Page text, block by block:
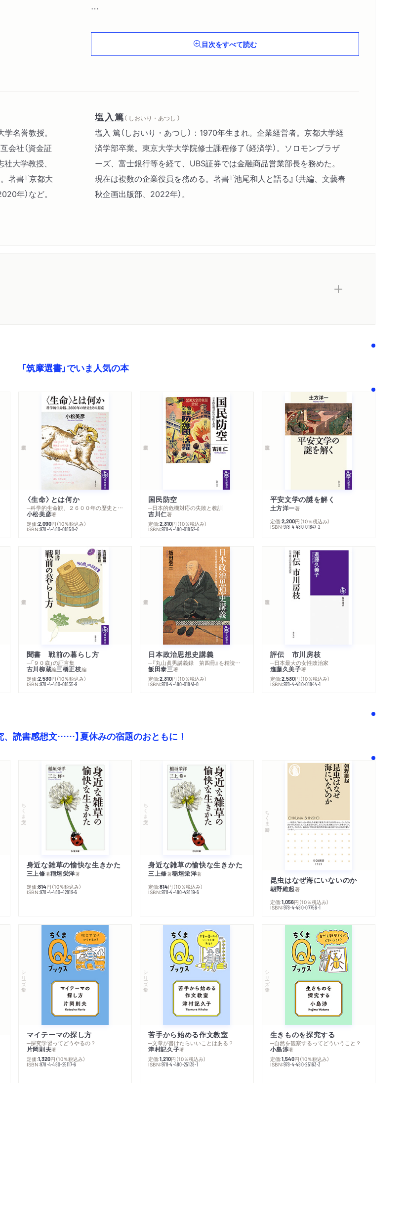
１ 経済学との出会いから研究へ
２ 金融システムに関する政策関与
第二章 金融規制と不良債権問題
１ 米国における不良債権問題と日本におけるバブルの生成と崩壊
２ 柳澤伯夫氏から竹中平蔵氏への金融担当大臣の交代
第三章 日本の金融システム改革
１ 日本の金融制度改革の変遷（金融ビッグバン提唱前）
論
１ バブルと金融危機
２ 米欧の金融危機
３ 世界金融危機の三つの段階
４ 金融危機のメカニズム
第六章 デフレと経済政策
１ 金融システムと金融政策
２ 日本経済「失われた二〇年」の原因
３ 日本の財政問題
４ 社会保障と人口動態の変化、日本の未来
５ 最後の論考・長期停滞論
参考文献
池尾和人主要研究業績
おわりに 塩入 篤
比較年表
人名索引
目次をすべて読む
名誉教授。
会社（資金証
大学教授、
著書『京都大
年）など。
塩入篤（ しおいり・あつし ）
塩入 篤（しおいり・あつし）：1970年生まれ。企業経営者。京都大学経
済学部卒業。東京大学大学院修士課程修了（経済学）。ソロモンブラザ
ーズ、富士銀行等を経て、UBS証券では金融商品営業部長を務めた。
現在は複数の企業役員を務める。著書『池尾和人と語る』（共編、文藝春
秋企画出版部、2022年）。
「筑摩選書」でいま人気の本
〈生命〉とは何か
─科学的生命観、２６００年の歴史とその超克
小松美彦著
定価:2,090円 （10％税込み）
ISBN:978-4-480-01850-2
国民防空
─日本的危機対応の失敗と教訓
吉川仁著
定価:2,310円 （10％税込み）
ISBN:978-4-480-01852-6
平安文学の謎を解く
土方洋一著
定価:2,200円 （10％税込み）
ISBN:978-4-480-01847-2
聞書 戦前の暮らし方
─「９０歳」の証言集
古川柳蔵編三橋正枝編
定価:2,530円 （10％税込み）
ISBN:978-4-480-01835-9
日本政治思想史講義
─『丸山眞男講義録 第四冊』を精読する
飯田泰三著
定価:2,310円 （10％税込み）
ISBN:978-4-480-01841-0
評伝 市川房枝
─日本最大の女性政治家
進藤久美子著
定価:2,530円 （10％税込み）
ISBN:978-4-480-01844-1
、読書感想文……】夏休みの宿題のおともに！
ちくま文庫
身近な雑草の愉快な生きかた
三上修著稲垣栄洋著
定価:814円 （10％税込み）
ISBN:978-4-480-42819-6
ちくま文庫
身近な雑草の愉快な生きかた
三上修著稲垣栄洋著
定価:814円 （10％税込み）
ISBN:978-4-480-42819-6
ちくま新書
昆虫はなぜ海にいないのか
朝野維起著
定価:1,056円 （10％税込み）
ISBN:978-4-480-07756-1
シリーズ・全集
マイテーマの探し方
─探究学習ってどうやるの？
片岡則夫著
定価:1,320円 （10％税込み）
ISBN:978-4-480-25117-6
シリーズ・全集
苦手から始める作文教室
─文章が書けたらいいことはある？
津村記久子著
定価:1,210円 （10％税込み）
ISBN:978-4-480-25138-1
シリーズ・全集
生きものを探究する
─自然を観察するってどういうこと？
小島渉著
定価:1,540円 （10％税込み）
ISBN:978-4-480-25163-3